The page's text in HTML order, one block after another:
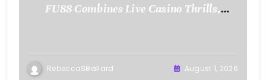
FU88 Combines Live Casino Thrills,
RebeccaSBallard August 1, 2026